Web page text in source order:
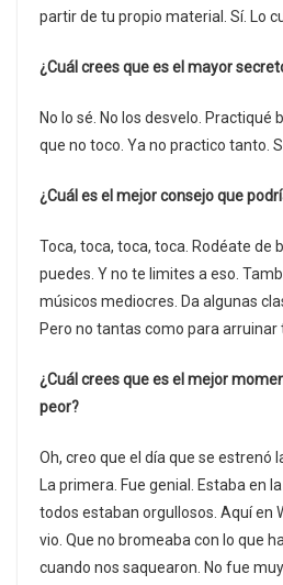
partir de tu propio material. Sí. Lo
¿Cuál crees que es el mayor
No lo sé. No los desvelo. Practiqué
que no toco. Ya no practico tanto.
¿Cuál es el mejor consejo que
Toca, toca, toca, toca. Rodéate de
puedes. Y no te limites a eso.
músicos mediocres. Da algunas
Pero no tantas como para arruinar
¿Cuál crees que es el mejor
peor?
Oh, creo que el día que se estrenó
La primera. Fue genial. Estaba en
todos estaban orgullosos. Aquí en
vio. Que no bromeaba con lo que
cuando nos saquearon. No fue